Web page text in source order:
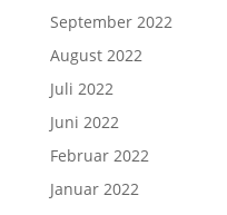
September 2022
August 2022
Juli 2022
Juni 2022
Februar 2022
Januar 2022